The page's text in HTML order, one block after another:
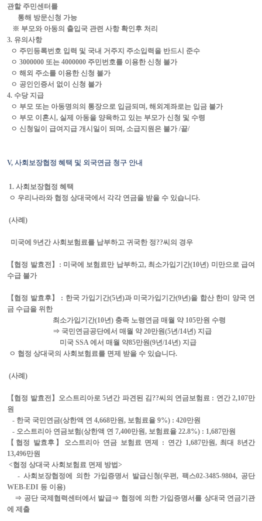
관할 주민센터를
통해 방문신청 가능
※ 부모와 아동의 출입국 관련 사항 확인후 처리
3. 유의사항
ㅇ 주민등록번호 입력 및 국내 거주지 주소입력을 반드시 준수
ㅇ 3000000 또는 4000000 주민번호를 이용한 신청 불가
ㅇ 해외 주소를 이용한 신청 불가
ㅇ 공인인증서 없이 신청 불가
4. 수당 지급
ㅇ 부모 또는 아동명의의 통장으로 입금되며, 해외계좌로는 입금 불가
ㅇ 부모 이혼시 , 실제 아동을 양육하고 있는 부모가 신청 및 수령
ㅇ 신청일이 급여지급 개시일이 되며, 소급지원은 불가 /끝/
V, 사회보장협정 혜택 및 외국연금 청구 안내
1. 사회보장협정 혜택
ㅇ 우리나라와 협정 상대국에서 각각 연금을 받을 수 있습니다.
(사례 )
미국에 9년간 사회보험료를 납부하고 귀국한 정??씨의 경우
【협정 발효전】 : 미국에 보험료만 납부하고, 최소가입기간(10년) 미만으로 급여
수급 불가
【협정 발효후】 : 한국 가입기간(5년)과 미국가입기간(9년)을 합산 한미 양국 연
금 수급을 위한
최소가입기간(10년) 충족 노령연금 매월 약105만원 수령
⇒ 국민연금공단에서 매월 약20만원(5년/14년) 지급
미국 SSA에서 매월 약85만원(9년/14년) 지급
ㅇ 협정 상대국의 사회보험료를 면제 받을 수 있습니다.
(사례 )
【협정 발효전】오스트리아로 5년간 파견된 김 ??씨의 연금보험료 : 연간2,107만
원
- 한국 국민연금(상한액 연 4,668만원, 보험료율 9%) : 420만원
- 오스트리아 연금보험(상한액 연 7,400만원, 보험료율 22.8%) : 1,687만원
【협정 발효후】오스트리아 연금 보험료 면제
: 연간1,687만원, 최대 8년간
13,496만원
<협정 상대국 사회보험료 면제 방법>
- 사회보장협정에 의한 가입증명서 발급신청(우편, 팩스02-3485-9804, 공단
WEB-EDI 등 이용)
⇒ 공단 국제협력센터에서 발급⇒ 협정에 의한 가입증명서를 상대국 연금기관
에 제출